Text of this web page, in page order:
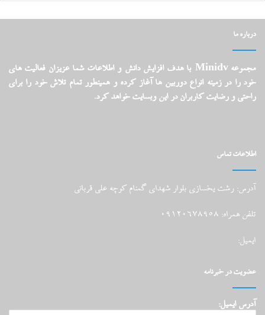
درباره ما
مجموعه Minidv با هدف افزایش دانش و اطلاعات شما عزیزان فعالیت های
خود را در زمینه انواع دوربین ها آغاز کرده و همینطور تمام تلاش خود را برای
راحتی و رضایت کاربران در این وبسایت خواهد کرد.
اطلاعات تماس
آدرس: رشت یخسازی بلوار شهدای گمنام کوچه علی قربانی
تلفن همراه: 09120678958
ایمیل:
عضویت در خبرنامه
آدرس ایمیل: